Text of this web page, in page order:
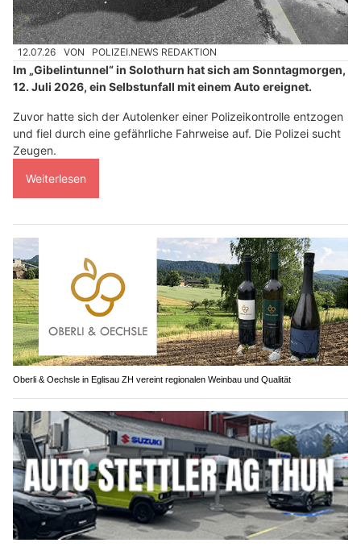
12.07.26 VON POLIZEI.NEWS REDAKTION
Im „Gibelintunnel“ in Solothurn hat sich am Sonntagmorgen,
12. Juli 2026, ein Selbstunfall mit einem Auto ereignet.
Zuvor hatte sich der Autolenker einer Polizeikontrolle entzogen
und fiel durch eine gefährliche Fahrweise auf. Die Polizei sucht
Zeugen.
Weiterlesen
Oberli & Oechsle in Eglisau ZH vereint regionalen Weinbau und Qualität